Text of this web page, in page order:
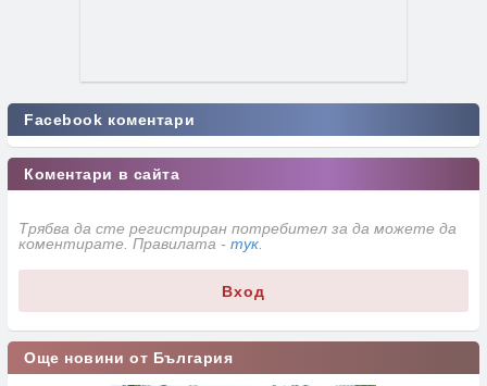
Facebook коментари
Коментари в сайта
Трябва да сте регистриран потребител за да можете да
коментирате. Правилата - тук
Вход
Още новини от България